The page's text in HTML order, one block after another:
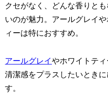
クセがなく、どんな香りと
いのが魅力。アールグレイ
ィーは特におすすめ。
アールグレイやホワイトティ
清潔感をプラスしたいとき
す。